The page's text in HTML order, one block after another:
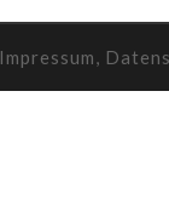
Impressum,